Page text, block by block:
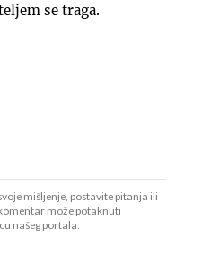
se traga.
mišljenje, postavite pitanja ili
može potaknuti
našeg portala.